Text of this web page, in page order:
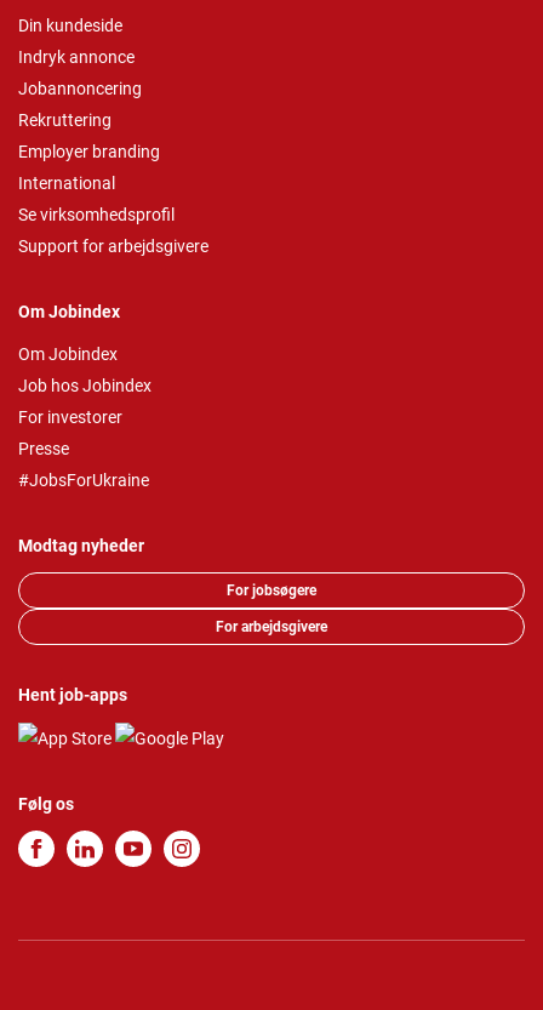
Din kundeside
Indryk annonce
Jobannoncering
Rekruttering
Employer branding
International
Se virksomhedsprofil
Support for arbejdsgivere
Om Jobindex
Om Jobindex
Job hos Jobindex
For investorer
Presse
#JobsForUkraine
Modtag nyheder
For jobsøgere
For arbejdsgivere
Hent job-apps
Følg os